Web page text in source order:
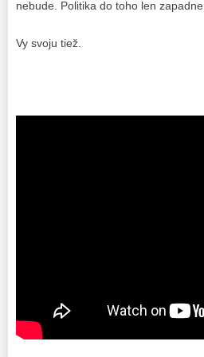
nebude. Politika do toho len zapadne.
Vy svoju tiež.